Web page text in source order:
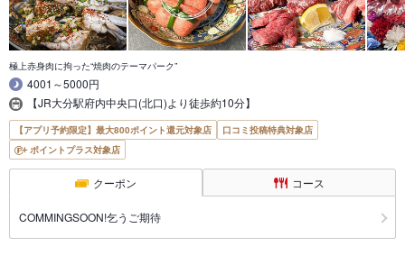
極上赤身肉に拘った“焼肉のテーマパーク”
4001～5000円
【JR大分駅府内中央口(北口)より徒歩約10分】
【アプリ予約限定】最大800ポイント還元対象店
口コミ投稿特典対象店
ポイントプラス対象店
クーポン コース
COMMINGSOON!乞うご期待